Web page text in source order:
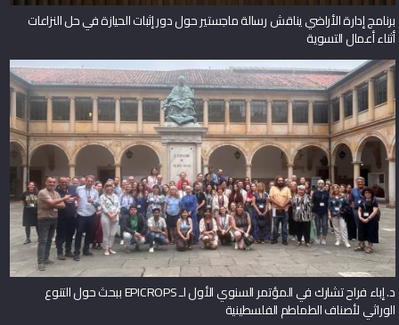
برنامج إدارة الأراضي يناقش رسالة ماجستير حول دور إثبات الحيازة في حل النزاعات
أثناء أعمال التسوية
د. إباء فراح تشارك في المؤتمر السنوي الأول لـ EPICROPS ببحث حول التنوع
الوراثي لأصناف الطماطم الفلسطينية